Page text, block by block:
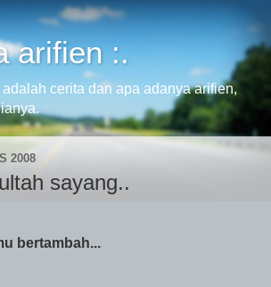
arifien :.
cerita dan apa adanya arifien,
2008
sayang..
bertambah...